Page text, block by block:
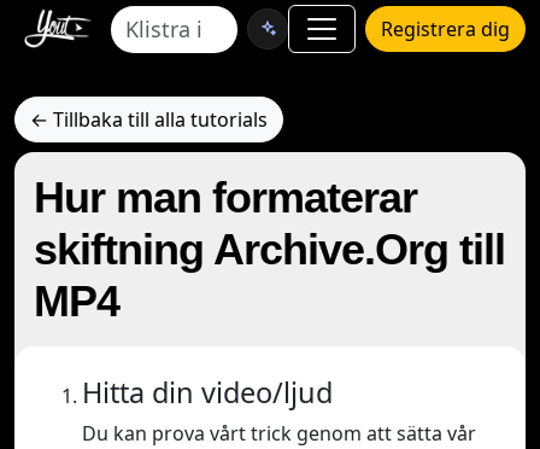
Registrera dig
← Tillbaka till alla tutorials
Hur man formaterar
skiftning Archive.Org till
MP4
Hitta din video/ljud
Du kan prova vårt trick genom att sätta vår